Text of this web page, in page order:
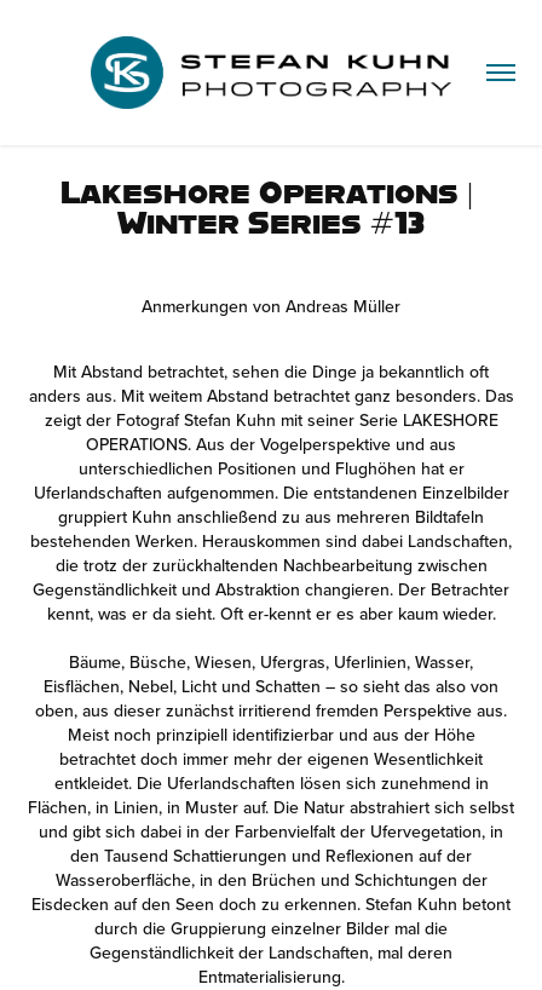
Lakeshore Operations |
Winter Series #13
Anmerkungen von Andreas Müller
Mit Abstand betrachtet, sehen die Dinge ja bekanntlich oft
anders aus. Mit weitem Abstand betrachtet ganz besonders. Das
zeigt der Fotograf Stefan Kuhn mit seiner Serie LAKESHORE
OPERATIONS. Aus der Vogelperspektive und aus
unterschiedlichen Positionen und Flughöhen hat er
Uferlandschaften aufgenommen. Die entstandenen Einzelbilder
gruppiert Kuhn anschließend zu aus mehreren Bildtafeln
bestehenden Werken. Herauskommen sind dabei Landschaften,
die trotz der zurückhaltenden Nachbearbeitung zwischen
Gegenständlichkeit und Abstraktion changieren. Der Betrachter
kennt, was er da sieht. Oft er-kennt er es aber kaum wieder.
Bäume, Büsche, Wiesen, Ufergras, Uferlinien, Wasser,
Eisflächen, Nebel, Licht und Schatten – so sieht das also von
oben, aus dieser zunächst irritierend fremden Perspektive aus.
Meist noch prinzipiell identifizierbar und aus der Höhe
betrachtet doch immer mehr der eigenen Wesentlichkeit
entkleidet. Die Uferlandschaften lösen sich zunehmend in
Flächen, in Linien, in Muster auf. Die Natur abstrahiert sich selbst
und gibt sich dabei in der Farbenvielfalt der Ufervegetation, in
den Tausend Schattierungen und Reflexionen auf der
Wasseroberfläche, in den Brüchen und Schichtungen der
Eisdecken auf den Seen doch zu erkennen. Stefan Kuhn betont
durch die Gruppierung einzelner Bilder mal die
Gegenständlichkeit der Landschaften, mal deren
Entmaterialisierung.